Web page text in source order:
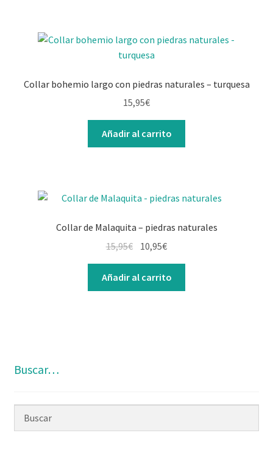
Collar bohemio largo con piedras naturales – turquesa
15,95€
Añadir al carrito
Collar de Malaquita – piedras naturales
15,95€ 10,95€
Añadir al carrito
Buscar…